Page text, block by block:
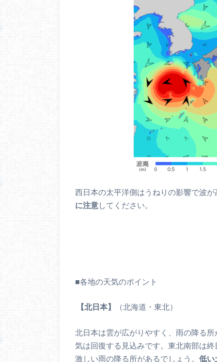
西日本の太平洋側はうねりの影響で波
に注意してください。
■各地の天気のポイント
【北日本】 （北海道・東北）
北日本は雲が広がりやすく、雨の降る
気は回復する見込みです。東北南部は
激しい雨の降る所があるでしょう。 低い